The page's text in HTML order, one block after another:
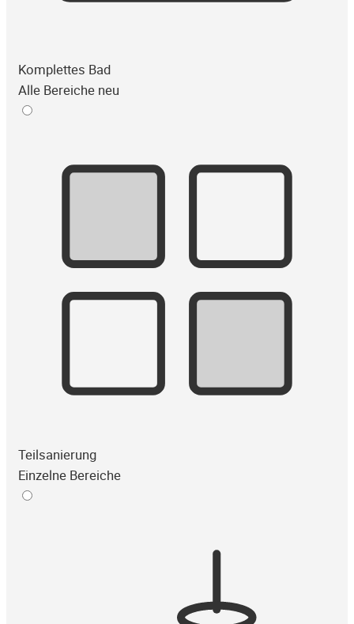
Komplettes Bad
Alle Bereiche neu
Teilsanierung
Einzelne Bereiche